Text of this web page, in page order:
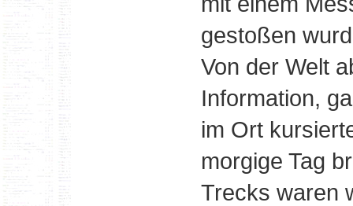
gestoßen
Von der Welt
Information,
im Ort
morgige Tag
Trecks waren